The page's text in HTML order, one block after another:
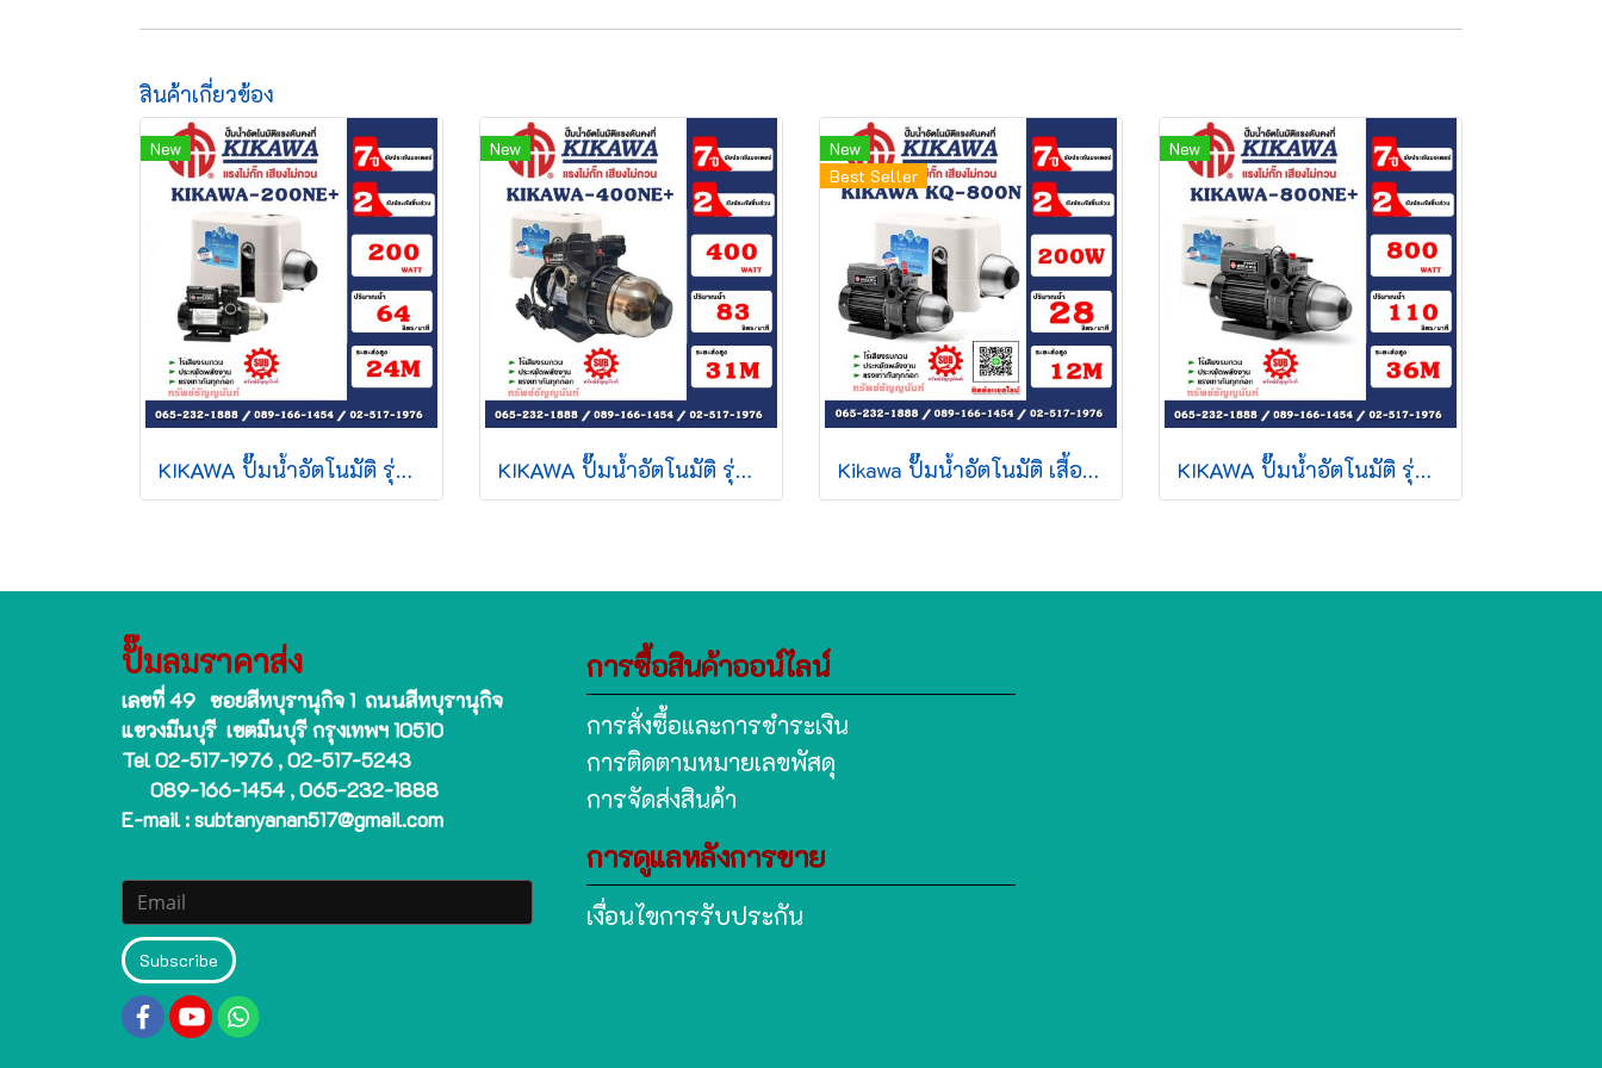
สินค้าเกี่ยวข้อง
New
KIKAWA ปั๊มน้ำอัตโนมัติ รุ่น KQ200NE+ รุ่นใหม่ล่าสุด (มาแทนKQ200N) รับประกันคุณภาพ
New
KIKAWA ปั๊มน้ำอัตโนมัติ รุ่น KQ400NE+ รุ่นใหม่ล่าสุด (มาแทนKQ400N)
New
Best Seller
Kikawa ปั๊มน้ำอัตโนมัติ เสื้อพลาสติก มีฝาครอบ รุ่น KQ800N กำลัง 800 W 220V อะไหล่รับประกัน 2 ปี มอเตอร์รับประกัน 7 ปี*** ปั๊มอัตโนมัติ
New
KIKAWA ปั๊มน้ำอัตโนมัติ รุ่น KQ800NE+ รุ่นใหม่ล่าสุด (มาแทนKQ800N)
ปั๊มลมราคาส่ง
เลขที่ 49 ซอยสีหบุรานุกิจ 1 ถนนสีหบุรานุกิจ
แขวงมีนบุรี เขตมีนบุรี กรุงเทพฯ 10510
Tel 02-517-1976 , 02-517-5243
089-166-1454 , 065-232-1888
E-mail : subtanyanan517@gmail.com
Subscribe
การซื้อสินค้าออน์ไลน์
การสั่งซื้อและการชำระเงิน
การติดตามหมายเลขพัสดุ
การจัดส่งสินค้า
การดูแลหลังการขาย
เงื่อนไขการรับประกัน